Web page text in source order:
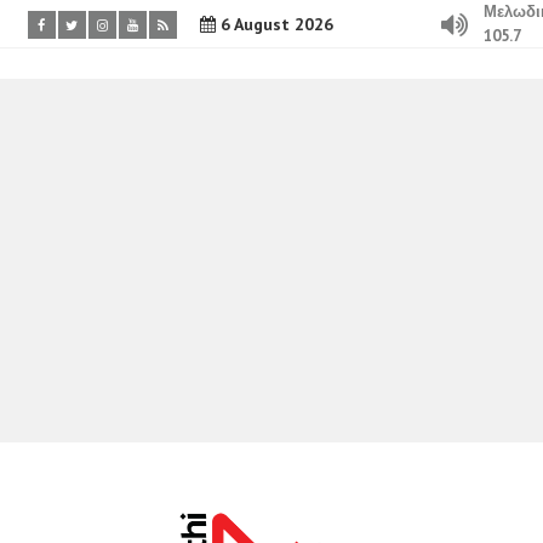
6 August 2026
105.7